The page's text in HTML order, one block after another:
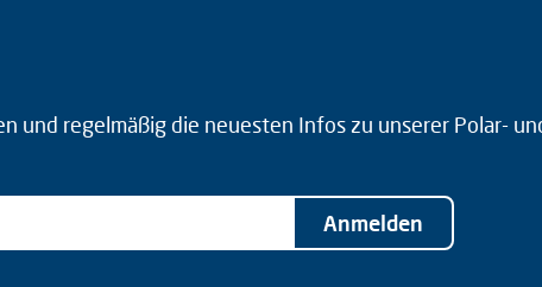
und regelmäßig die neuesten Infos zu unserer Polar-
Anmelden